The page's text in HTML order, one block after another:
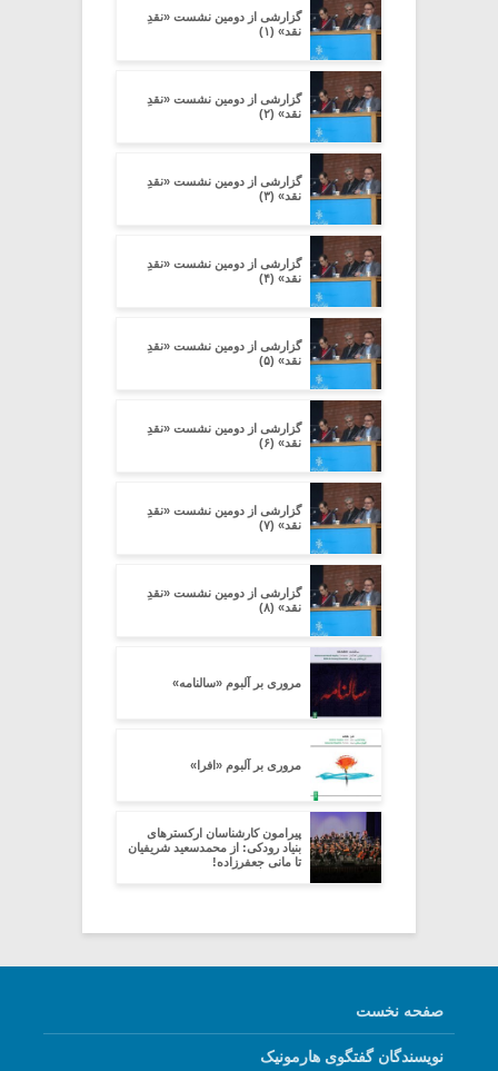
گزارشی از دومین نشست «نقدِ
نقد» (۱)
گزارشی از دومین نشست «نقدِ
نقد» (۲)
گزارشی از دومین نشست «نقدِ
نقد» (۳)
گزارشی از دومین نشست «نقدِ
نقد» (۴)
گزارشی از دومین نشست «نقدِ
نقد» (۵)
گزارشی از دومین نشست «نقدِ
نقد» (۶)
گزارشی از دومین نشست «نقدِ
نقد» (۷)
گزارشی از دومین نشست «نقدِ
نقد» (۸)
مروری بر آلبوم «سالنامه»
مروری بر آلبوم «افرا»
پیرامون کارشناسان ارکسترهای
بنیاد رودکی: از محمدسعید شریفیان
تا مانی جعفرزاده!
صفحه نخست
نویسندگان گفتگوی هارمونیک